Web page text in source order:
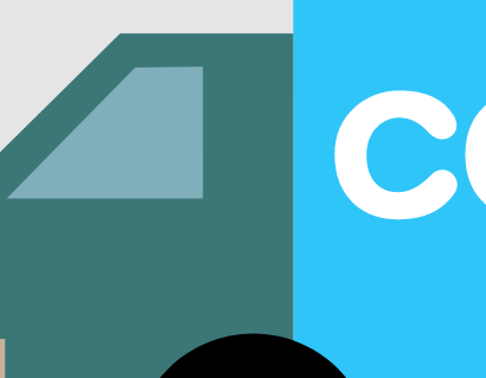
カートへ進む